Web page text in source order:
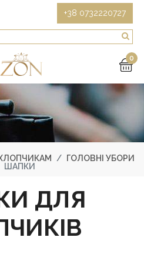
+38 0732220727
0
ГОЛОВНІ УБОРИ
ШАПКИ
ДЛЯ